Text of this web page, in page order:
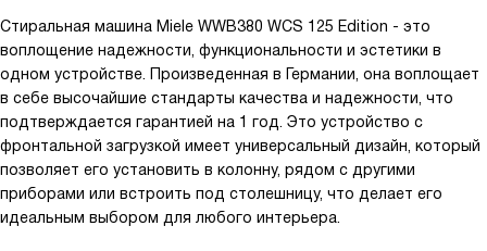
Стиральная машина Miele WWB380 WCS 125 Edition - это
воплощение надежности, функциональности и эстетики в
одном устройстве. Произведенная в Германии, она воплощает
в себе высочайшие стандарты качества и надежности, что
подтверждается гарантией на 1 год. Это устройство с
фронтальной загрузкой имеет универсальный дизайн, который
позволяет его установить в колонну, рядом с другими
приборами или встроить под столешницу, что делает его
идеальным выбором для любого интерьера.